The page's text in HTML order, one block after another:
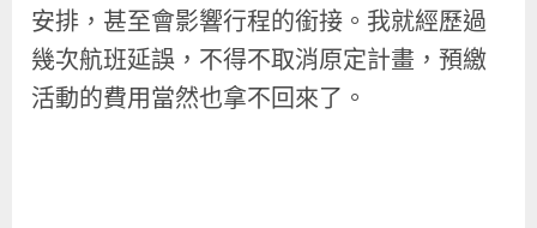
安排，甚至會影響行程的銜接。我就經歷過
幾次航班延誤，不得不取消原定計畫，預繳
活動的費用當然也拿不回來了。